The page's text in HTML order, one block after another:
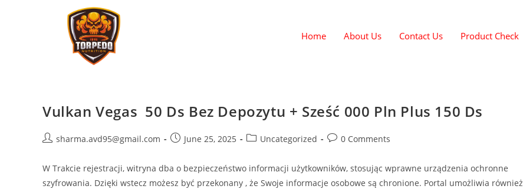
Home About Us Contact Us Product Check
Vulkan Vegas ️ 50 Ds Bez Depozytu + Sześć 000 Pln Plus 150 Ds
sharma.avd95@gmail.com June 25, 2025 Uncategorized 0 Comments
W Trakcie rejestracji, witryna dba o bezpieczeństwo informacji użytkowników, stosując wprawne urządzenia ochronne
szyfrowania. Dzięki wstecz możesz być przekonany , że Swoje informacje osobowe są chronione. Portal umożliwia również